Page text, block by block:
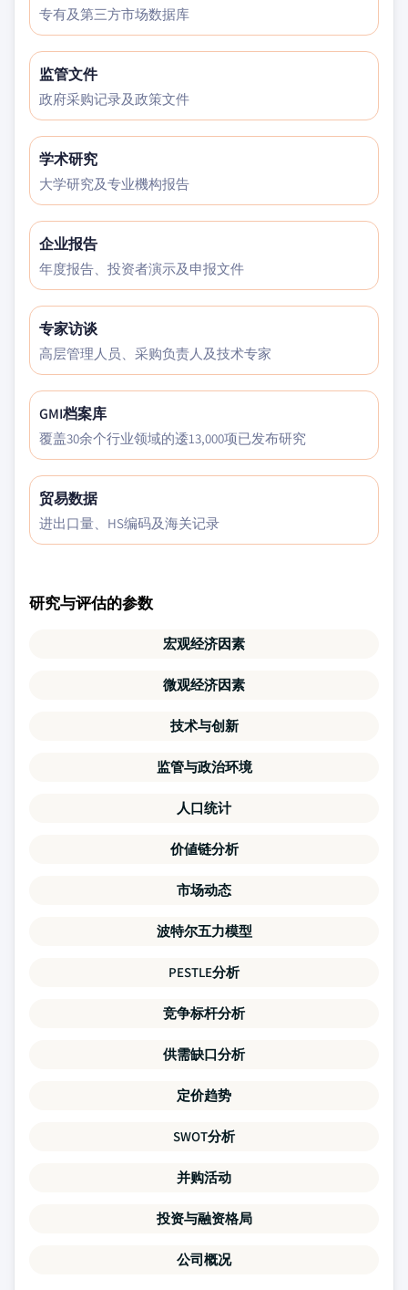
专有及第三方市场数据库
监管文件
政府采购记录及政策文件
学术研究
大学研究及专业機构报告
企业报告
年度报告、投资者演示及申报文件
专家访谈
高层管理人员、采购负责人及技术专家
GMI档案库
覆盖30余个行业领域的逶13,000项已发布研究
贸易数据
进出口量、HS编码及海关记录
研究与评估的参数
宏观经济因素
微观经济因素
技术与创新
监管与政治环境
人口统计
价値链分析
市场动态
波特尔五力模型
PESTLE分析
竞争标杆分析
供需缺口分析
定价趋势
SWOT分析
并购活动
投资与融资格局
公司概况